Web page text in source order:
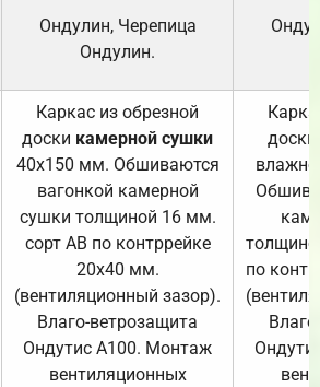
Ондулин, Черепица
Ондулин.
Каркас из обрезной
доски камерной сушки
40х150 мм. Обшиваются
вагонкой камерной
сушки толщиной 16 мм.
сорт АВ по контррейке
20х40 мм.
(вентиляционный зазор).
Влаго-ветрозащита
Ондутис А100. Монтаж
вентиляционных
доски
по